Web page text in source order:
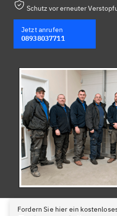
Schutz vor erneuter
Jetzt anrufen
08938037711
Fordern Sie hier ein